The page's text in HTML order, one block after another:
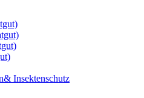
Insektenschutz